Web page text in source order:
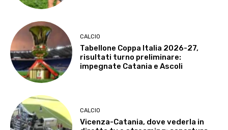
CALCIO
Tabellone Coppa Italia 2026-27,
risultati turno preliminare:
impegnate Catania e Ascoli
CALCIO
Vicenza-Catania, dove vederla in